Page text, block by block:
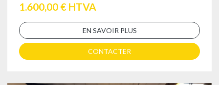
1.600,00 € HTVA
EN SAVOIR PLUS
CONTACTER